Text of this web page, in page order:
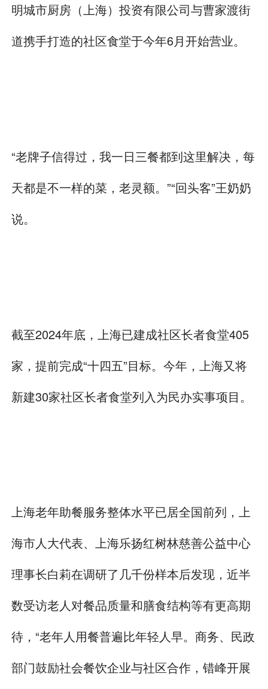
明城市厨房（上海）投资有限公司与曹家渡街
道携手打造的社区食堂于今年6月开始营业。
“老牌子信得过，我一日三餐都到这里解决，每
天都是不一样的菜，老灵额。”“回头客”王奶奶
说。
截至2024年底，上海已建成社区长者食堂405
家，提前完成“十四五”目标。今年，上海又将
新建30家社区长者食堂列入为民办实事项目。
上海老年助餐服务整体水平已居全国前列，上
海市人大代表、上海乐扬红树林慈善公益中心
理事长白莉在调研了几千份样本后发现，近半
数受访老人对餐品质量和膳食结构等有更高期
待，“老年人用餐普遍比年轻人早。商务、民政
部门鼓励社会餐饮企业与社区合作，错峰开展